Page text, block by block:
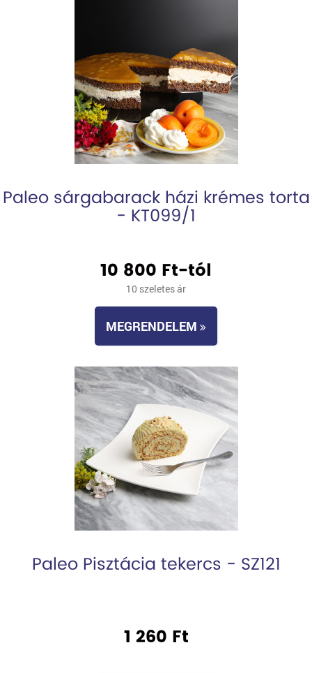
Paleo sárgabarack házi krémes torta
- KT099/1
10 800 Ft-tól
10 szeletes ár
MEGRENDELEM
Paleo Pisztácia tekercs - SZ121
1 260 Ft